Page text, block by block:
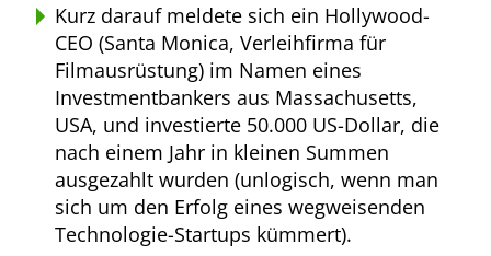
Kurz darauf meldete sich ein Hollywood-
CEO (Santa Monica, Verleihfirma für
Filmausrüstung) im Namen eines
Investmentbankers aus Massachusetts,
USA, und investierte 50.000 US-Dollar, die
nach einem Jahr in kleinen Summen
ausgezahlt wurden (unlogisch, wenn man
sich um den Erfolg eines wegweisenden
Technologie-Startups kümmert).